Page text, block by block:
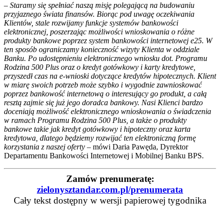
– Staramy się spełniać naszą misję polegającą na budowaniu
przyjaznego świata finansów. Biorąc pod uwagę oczekiwania
Klientów, stale rozwijamy funkcje systemów bankowości
elektronicznej, poszerzając możliwości wnioskowania o różne
produkty bankowe poprzez system bankowości internetowej e25. W
ten sposób ograniczamy konieczność wizyty Klienta w oddziale
Banku. Po udostępnieniu elektronicznego wniosku dot. Programu
Rodzina 500 Plus oraz o kredyt gotówkowy i karty kredytowe,
przyszedł czas na e-wnioski dotyczące kredytów hipotecznych. Klient
w miarę swoich potrzeb może szybko i wygodnie zawnioskować
poprzez bankowość internetową o interesujący go produkt, a całą
resztą zajmie się już jego doradca bankowy. Nasi Klienci bardzo
doceniają możliwość elektronicznego wnioskowania o świadczenia
w ramach Programu Rodzina 500 Plus, a także o produkty
bankowe takie jak kredyt gotówkowy i hipoteczny oraz karta
kredytowa, dlatego będziemy rozwijać ten elektroniczną formę
korzystania z naszej oferty – mówi Daria Pawęda, Dyrektor
Departamentu Bankowości Internetowej i Mobilnej Banku BPS.
Zamów prenumeratę:
zielonysztandar.com.pl/prenumerata
Cały tekst dostępny w wersji papierowej tygodnika